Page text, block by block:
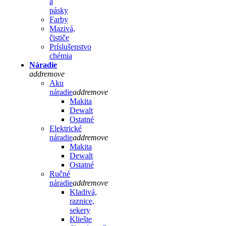
pásky
Farby
Mazivá,
čističe
Príslušenstvo
chémia
Náradie
addremove
Aku
náradieaddremove
Makita
Dewalt
Ostatné
Elektrické
náradieaddremove
Makita
Dewalt
Ostatné
Ručné
náradieaddremove
Kladivá,
raznice,
sekery
Kliešte